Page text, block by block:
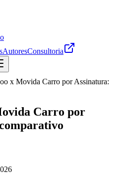
AutoresConsultoria
x Movida Carro por Assinatura:
Carro por